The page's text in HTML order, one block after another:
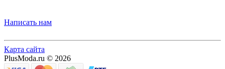
Написать нам
Карта сайта
PlusModa.ru © 2026